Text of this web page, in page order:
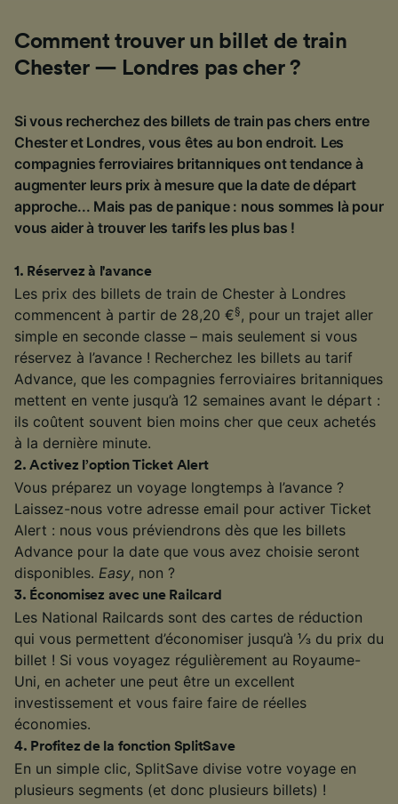
Comment trouver un billet de train
Chester — Londres pas cher ?
Si vous recherchez des billets de train pas chers entre
Chester et Londres, vous êtes au bon endroit. Les
compagnies ferroviaires britanniques ont tendance à
augmenter leurs prix à mesure que la date de départ
approche... Mais pas de panique : nous sommes là pour
vous aider à trouver les tarifs les plus bas !
1 . Réservez à l'avance
Les prix des billets de train de Chester à Londres
commencent à partir de 28,20 €§ , pour un trajet aller
simple en seconde classe – mais seulement si vous
réservez à l’avance ! Recherchez les billets au tarif
Advance, que les compagnies ferroviaires britanniques
mettent en vente jusqu’à 12 semaines avant le départ :
ils coûtent souvent bien moins cher que ceux achetés
à la dernière minute.
2.Activez l’option Ticket Alert
Vous préparez un voyage longtemps à l’avance ?
Laissez-nous votre adresse email pour activer Ticket
Alert : nous vous préviendrons dès que les billets
Advance pour la date que vous avez choisie seront
disponibles. Easy, non ?
3. Économisez avec une Railcard
Les National Railcards sont des cartes de réduction
qui vous permettent d’économiser jusqu’à ⅓ du prix du
billet ! Si vous voyagez régulièrement au Royaume-
Uni, en acheter une peut être un excellent
investissement et vous faire faire de réelles
économies.
4. Profitez de la fonction SplitSave
En un simple clic, SplitSave divise votre voyage en
plusieurs segments (et donc plusieurs billets) !